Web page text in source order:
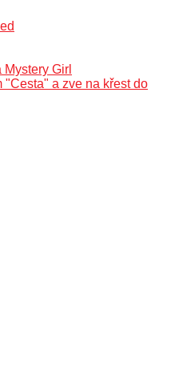
Girl
a zve na křest do